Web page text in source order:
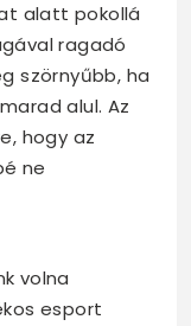
alatt pokollá
ragadó
szörnyűbb, ha
alul. Az
hogy az
ne
volna
esport